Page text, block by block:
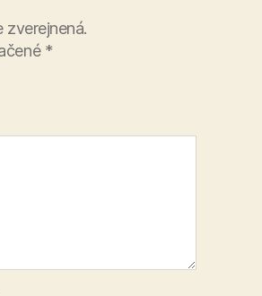
zverejnená.
*